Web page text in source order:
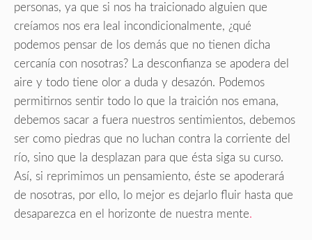
personas, ya que si nos ha traicionado alguien que
creíamos nos era leal incondicionalmente, ¿qué
podemos pensar de los demás que no tienen dicha
cercanía con nosotras? La desconfianza se apodera del
aire y todo tiene olor a duda y desazón. Podemos
permitirnos sentir todo lo que la traición nos emana,
debemos sacar a fuera nuestros sentimientos, debemos
ser como piedras que no luchan contra la corriente del
río, sino que la desplazan para que ésta siga su curso.
Así, si reprimimos un pensamiento, éste se apoderará
de nosotras, por ello, lo mejor es dejarlo fluir hasta que
desaparezca en el horizonte de nuestra mente.